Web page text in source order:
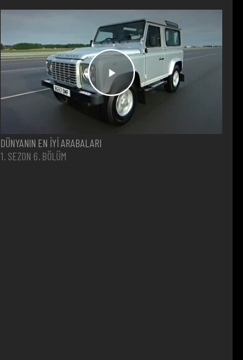
DÜNYANIN EN İYİ ARABALARI
1. SEZON 6. BÖLÜM